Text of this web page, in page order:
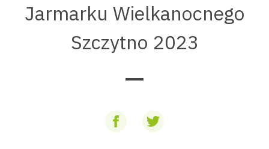
Jarmarku Wielkanocnego
Szczytno 2023